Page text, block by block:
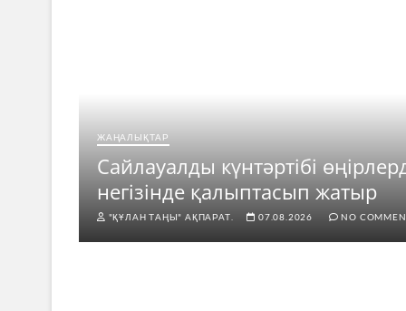
ЖАҢАЛЫҚТАР
Сайлауалды күнтәртібі
негізінде қалыптасып жатыр
"ҚҰЛАН ТАҢЫ" АҚПАРАТ. 07.08.2026 NO